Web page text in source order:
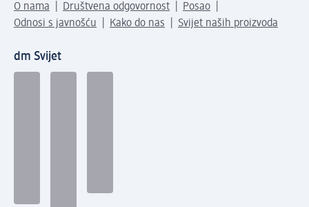
O nama Društvena odgovornost
Posao
Odnosi s javnošću
Kako do nas Svijet naših proizvoda
dm Svijet